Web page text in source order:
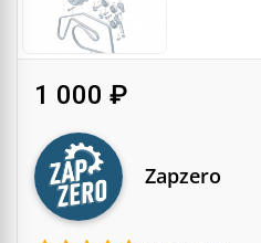
1 000 ₽
Zapzero